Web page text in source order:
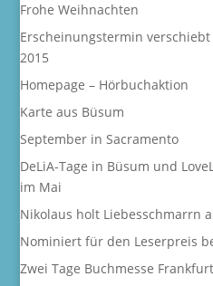
Frohe Weihnachten
Erscheinungstermin
2015
Homepage – Hörbuchaktion
Karte aus Büsum
September in Sacramento
DeLiA-Tage in Büsum und
im Mai
Nikolaus holt Liebesschmarrn
Nominiert für den Leserpreis
Zwei Tage Buchmesse Frankfurt